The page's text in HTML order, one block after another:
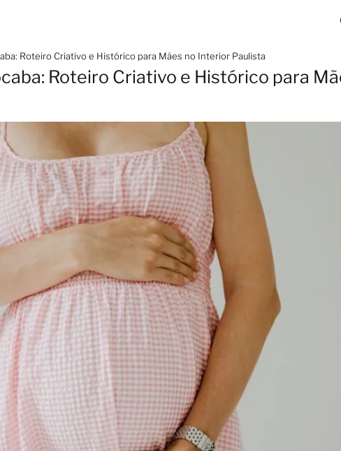
Roteiro Criativo e Histórico para Mães no Interior Paulista
Roteiro Criativo e Histórico para